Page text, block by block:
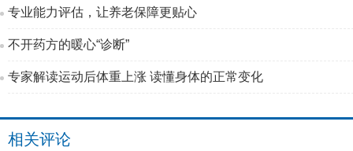
专业能力评估，让养老保障更贴心
不开药方的暖心“诊断”
专家解读运动后体重上涨 读懂身体的正常变化
相关评论